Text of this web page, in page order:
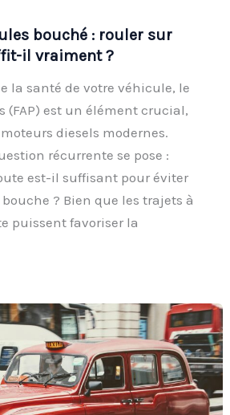
bouché : rouler sur
il vraiment ?
la santé de votre véhicule, le
(FAP) est un élément crucial,
diesels modernes.
récurrente se pose :
est-il suffisant pour éviter
bouche ? Bien que les trajets à
puissent favoriser la